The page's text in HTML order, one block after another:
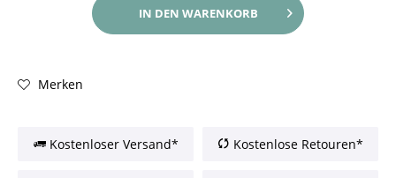
IN DEN WARENKORB
Merken
Kostenloser Versand* Kostenlose Retouren*